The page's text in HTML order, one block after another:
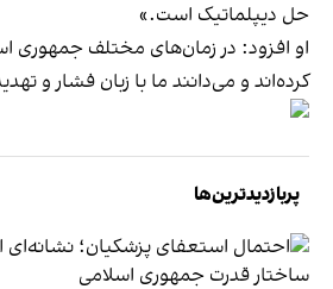
حل دیپلماتیک است.»
او افزود: در زمان‌های مختلف جمهوری
کرده‌اند و می‌دانند ما با زبان فشار و
پربازدیدترین‌ها